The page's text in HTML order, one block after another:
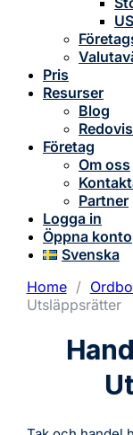
Pris
Resurser
Blog
Företag
Om oss
Partner
Logga in
Öppna konto
Svenska
Home/
Utsläppsrätter